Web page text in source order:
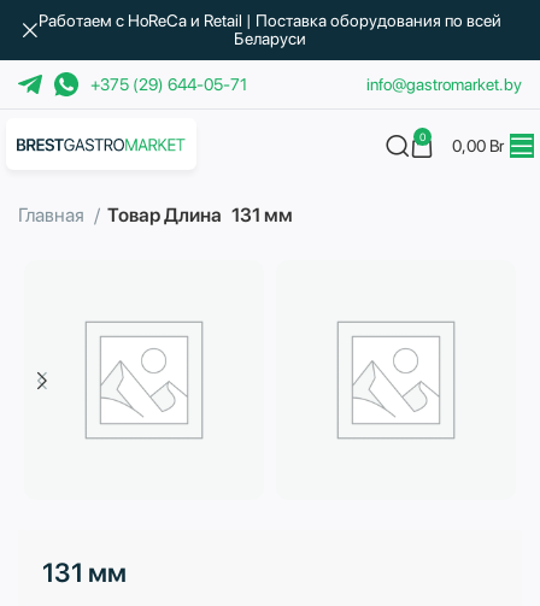
+375 (29) 644-05-71 info@gastromarket.by
0 0,00 Br
Главная Товар Длина 131 мм
3 продукта
131 мм
Работаем с HoReCa и Retail | Поставка оборудования по всей
Беларуси